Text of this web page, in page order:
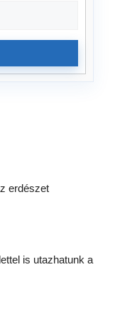
erdészet
is utazhatunk a